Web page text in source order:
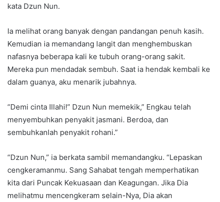
kata Dzun Nun.
Ia melihat orang banyak dengan pandangan penuh kasih.
Kemudian ia memandang langit dan menghembuskan
nafasnya beberapa kali ke tubuh orang-orang sakit.
Mereka pun mendadak sembuh. Saat ia hendak kembali ke
dalam guanya, aku menarik jubahnya.
“Demi cinta Illahi!” Dzun Nun memekik,” Engkau telah
menyembuhkan penyakit jasmani. Berdoa, dan
sembuhkanlah penyakit rohani.”
“Dzun Nun,” ia berkata sambil memandangku. “Lepaskan
cengkeramanmu. Sang Sahabat tengah memperhatikan
kita dari Puncak Kekuasaan dan Keagungan. Jika Dia
melihatmu mencengkeram selain-Nya, Dia akan